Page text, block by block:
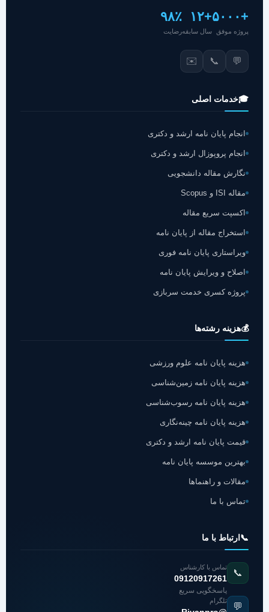
+۵۰۰۰
پروژه موفق
+۱۲
سال سابقه
۹۸٪
رضایت
💬
📞
✉️
🎓خدمات اصلی
انجام پایان نامه ارشد و دکتری
انجام پروپوزال ارشد و دکتری
نگارش مقاله دانشجویی
مقاله ISI و Scopus
اکسپت سریع مقاله
استخراج مقاله از پایان نامه
ویراستاری پایان نامه فوری
اصلاح و ویرایش پایان نامه
پروژه کسری خدمت سربازی
💰هزینه رشته‌ها
هزینه پایان نامه علوم ورزشی
هزینه پایان نامه زمین‌شناسی
هزینه پایان نامه رسوب‌شناسی
هزینه پایان نامه چینه‌نگاری
قیمت پایان نامه ارشد و دکتری
بهترین موسسه پایان نامه
مقالات و راهنماها
تماس با ما
📞 ارتباط با ما
📞
تماس با کارشناس
09120917261
پاسخگویی سریع
💬
تلگرام